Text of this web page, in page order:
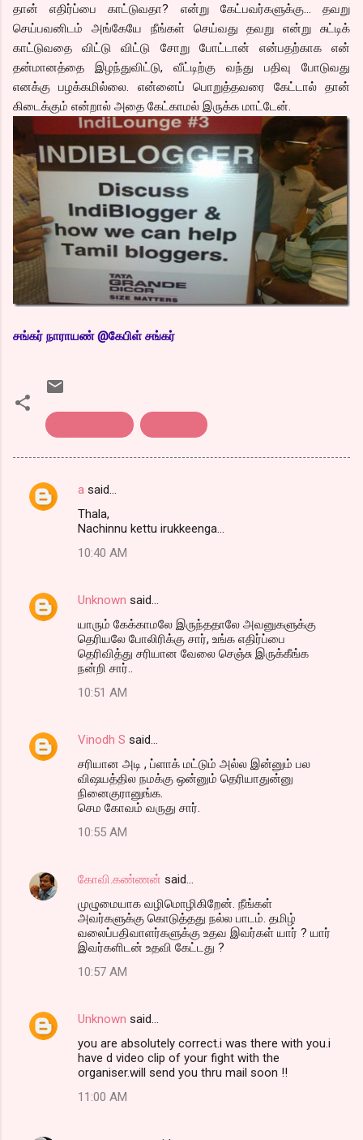
தான் எதிர்ப்பை காட்டுவதா? என்று கேட்பவர்களுக்கு… தவறு
செய்பவனிடம் அங்கேயே நீங்கள் செய்வது தவறு என்று சுட்டிக்
காட்டுவதை விட்டு விட்டு சோறு போட்டான் என்பதற்காக என்
தன்மானத்தை இழந்துவிட்டு, வீட்டிற்கு வந்து பதிவு போடுவது
எனக்கு பழக்கமில்லை. என்னைப் பொறுத்தவரை கேட்டால் தான்
கிடைக்கும் என்றால் அதை கேட்காமல் இருக்க மாட்டேன்.
சங்கர் நாராயண் @கேபிள் சங்கர்
C
n
a said…
Thala,
Nachinnu kettu irukkeenga...
10:40 AM
Unknown said…
யாரும் கேக்காமலே இருந்ததாலே அவனுகளுக்கு
தெரியலே போலிரிக்கு சார், உங்க எதிர்ப்பை
தெரிவித்து சரியான வேலை செஞ்சு இருக்கீங்க
நன்றி சார்..
10:51 AM
Vinodh S said…
சரியான அடி , ப்ளாக் மட்டும் அல்ல இன்னும் பல
விஷயத்தில நமக்கு ஒன்னும் தெரியாதுன்னு
நினைகுரானுங்க.
செம கோவம் வருது சார்.
10:55 AM
கோவி.கண்ணன் said…
முழுமையாக வழிமொழிகிறேன். நீங்கள்
அவர்களுக்கு கொடுத்தது நல்ல பாடம். தமிழ்
வலைப்பதிவாளர்களுக்கு உதவ இவர்கள் யார் ? யார்
இவர்களிடன் உதவி கேட்டது ?
10:57 AM
Unknown said…
you are absolutely correct.i was there with you.i
have d video clip of your fight with the
organiser.will send you thru mail soon !!
11:00 AM